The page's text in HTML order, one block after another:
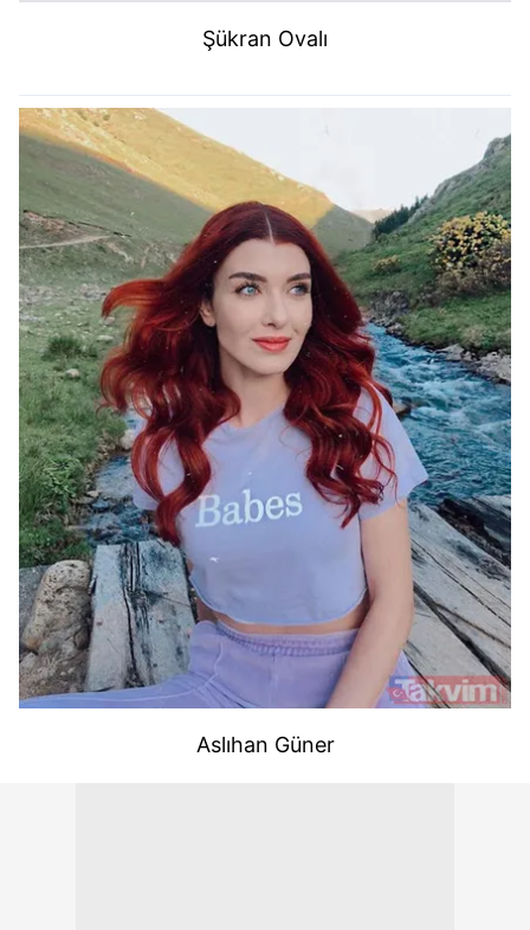
6698 sayılı Kişisel Verilerin Korunması Kanunu uyarınca
ilgili mevzuata uygun olarak kullanılan çerezlerle ilgili bilgi
almak için lütfen
tıklayınız
Şükran Ovalı
Aslıhan Güner